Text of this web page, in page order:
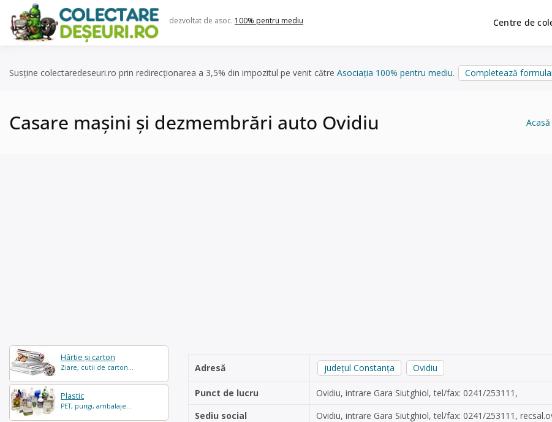
content
dezvoltat de asoc. 100% pentru mediu Centre de
Susține colectaredeseuri.ro prin redirecționarea a 3,5% din impozitul pe venit către Asociația 100% pentru mediu. Completează
Casare mașini și dezmembrări auto Ovidiu Acasă
Hârtie și carton
Ziare, cutii de carton...
Plastic
PET, pungi, ambalaje...
Adresă județul Constanța Ovidiu
Punct de lucru
Ovidiu, intrare Gara Siutghiol, tel/fax: 0241/253111,
Sediu social
Ovidiu, intrare Gara Siutghiol, tel/fax: 0241/253111,